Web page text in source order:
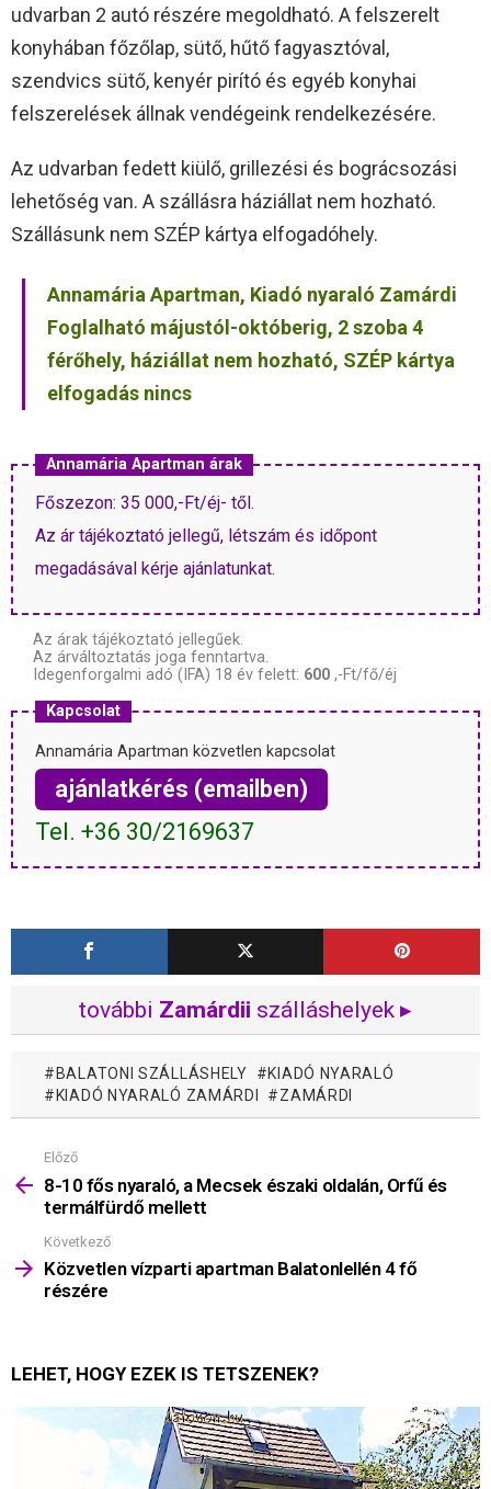
udvarban 2 autó részére megoldható. A felszerelt
konyhában főzőlap, sütő, hűtő fagyasztóval,
szendvics sütő, kenyér pirító és egyéb konyhai
felszerelések állnak vendégeink rendelkezésére.
Az udvarban fedett kiülő, grillezési és bográcsozási
lehetőség van. A szállásra háziállat nem hozható.
Szállásunk nem SZÉP kártya elfogadóhely.
Annamária Apartman, Kiadó nyaraló Zamárdi
Foglalható májustól-októberig, 2 szoba 4
férőhely, háziállat nem hozható, SZÉP kártya
elfogadás nincs
Annamária Apartman árak
Főszezon: 35 000,-Ft/éj- től.
Az ár tájékoztató jellegű, létszám és időpont
megadásával kérje ajánlatunkat.
Az árak tájékoztató jellegűek.
Az árváltoztatás joga fenntartva.
Idegenforgalmi adó (IFA) 18 év felett: 600 ,-Ft/fő/éj
Kapcsolat
Annamária Apartman közvetlen kapcsolat
ajánlatkérés (emailben)
Tel. +36 30/2169637
további Zamárdii szálláshelyek ▸
BALATONI SZÁLLÁSHELY
KIADÓ NYARALÓ
KIADÓ NYARALÓ ZAMÁRDI
ZAMÁRDI
Mutass
többet
Előző
8-10 fős nyaraló, a Mecsek északi oldalán, Orfű és
termálfürdő mellett
Következő
Közvetlen vízparti apartman Balatonlellén 4 fő
részére
LEHET, HOGY EZEK IS TETSZENEK?